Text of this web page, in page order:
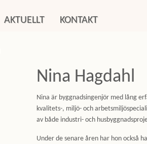
AKTUELLT KONTAKT
Nina Hagdahl
Nina är byggnadsingenjör med lång
kvalitets-, miljö- och
av både industri- och
Under de senare åren har hon också